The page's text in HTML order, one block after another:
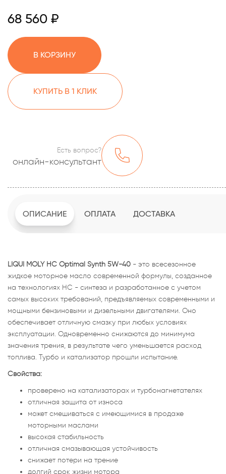
68 560 ₽
В КОРЗИНУ
КУПИТЬ В 1 КЛИК
Есть вопрос?
онлайн-консультант
ОПИСАНИЕ ОПЛАТА ДОСТАВКА
LIQUI MOLY НС Optimal Synth 5W-40 - это всесезонное
жидкое моторное масло современной формулы, созданное
на технологиях HC - синтеза и разработанное с учетом
самых высоких требований, предъявляемых современными и
мощными бензиновыми и дизельными двигателями. Оно
обеспечивает отличную смазку при любых условиях
эксплуатации. Одновременно снижаются до минимума
значения трения, в результате чего уменьшается расход
топлива. Турбо и катализатор прошли испытание.
Свойства:
проверено на катализаторах и турбонагнетателях
отличная защита от износа
может смешиваться с имеющимися в продаже
моторными маслами
высокая стабильность
отличная смазывающая устойчивость
снижает потери на трение
долгий срок жизни мотора